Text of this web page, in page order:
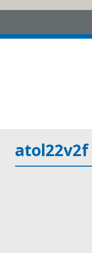
atol22v2f